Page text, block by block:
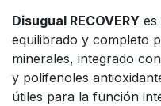
Disugual RECOVERY es
equilibrado y completo
minerales, integrado
y polifenoles
útiles para la función